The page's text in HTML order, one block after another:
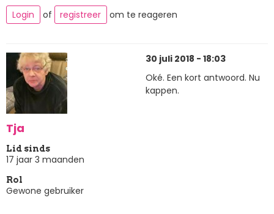
Login
of registreer om te reageren
Tja
Lid sinds
17 jaar 3 maanden
Rol
Gewone gebruiker
30 juli 2018 - 18:03
Oké. Een kort antwoord. Nu
kappen.